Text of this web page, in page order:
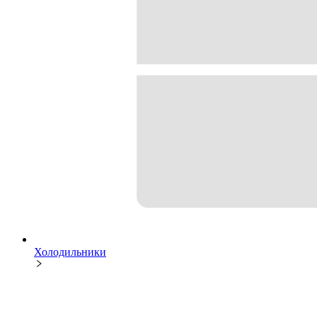
Холодильники